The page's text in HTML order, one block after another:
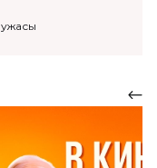
ужасы